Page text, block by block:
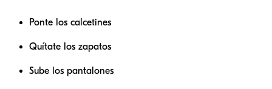
Ponte los calcetines
Quítate los zapatos
Sube los pantalones